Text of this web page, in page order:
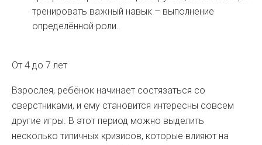
тренировать важный навык – выполнение
определённой роли.
От 4 до 7 лет
Взрослея, ребёнок начинает состязаться со
сверстниками, и ему становится интересны совсем
другие игры. В этот период можно выделить
несколько типичных кризисов, которые влияют на